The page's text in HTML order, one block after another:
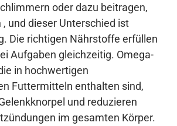
oder dazu beitragen,
, und dieser Unterschied ist
Die richtigen Nährstoffe erfüllen
Aufgaben gleichzeitig. Omega-
in hochwertigen
Futtermitteln enthalten sind,
und reduzieren
im gesamten Körper.